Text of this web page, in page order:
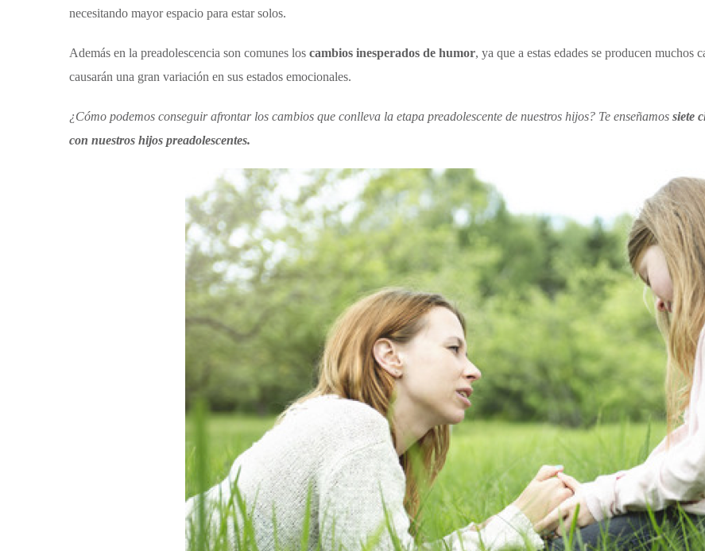
necesitando mayor espacio para estar solos.
Además en la preadolescencia son comunes los cambios inesperados de humor, ya que a estas edades se producen
causarán una gran variación en sus estados emocionales.
¿Cómo podemos conseguir afrontar los cambios que conlleva la etapa preadolescente de nuestros hijos? Te enseñamos siete
con nuestros hijos preadolescentes.